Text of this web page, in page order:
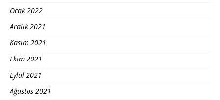
Ocak 2022
Aralık 2021
Kasım 2021
Ekim 2021
Eylül 2021
Ağustos 2021